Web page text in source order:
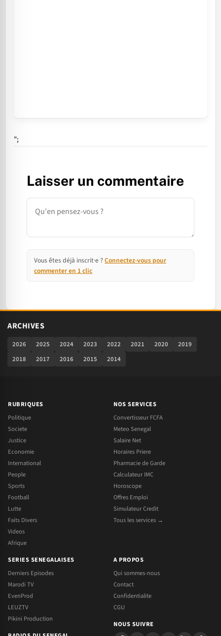
";
Laisser un commentaire
Commentaire
Vous êtes déjà inscrit·e ? Connectez-vous pour
commenter en 1 clic
ARCHIVES
2026 2025 2024 2023 2022 2021 2020
2019
2018
2017 2016 2015 2014
RUBRIQUES
Politique
Societe
Justice
Economie
International
People
Sports
Football
Lutte
Faits Divers
Videos
Afrique
NOS SERVICES
Convertisseur FCFA
Meteo Senegal
Salaire Net
Horaires Priere
Pharmacie de Garde
Calculateur IMC
Horoscope
Offres Emploi
Simulateur Credit
Tous les services →
SERIES SENEGALAISES
Derniers Episodes
Marodi TV
EvenProd
LEUZTV
Pikini Production
A PROPOS
Qui sommes-nous
Contact
Confidentialite
CGU
NOUS SUIVRE